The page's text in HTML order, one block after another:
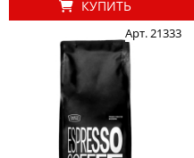
КУПИТЬ
Арт. 21333